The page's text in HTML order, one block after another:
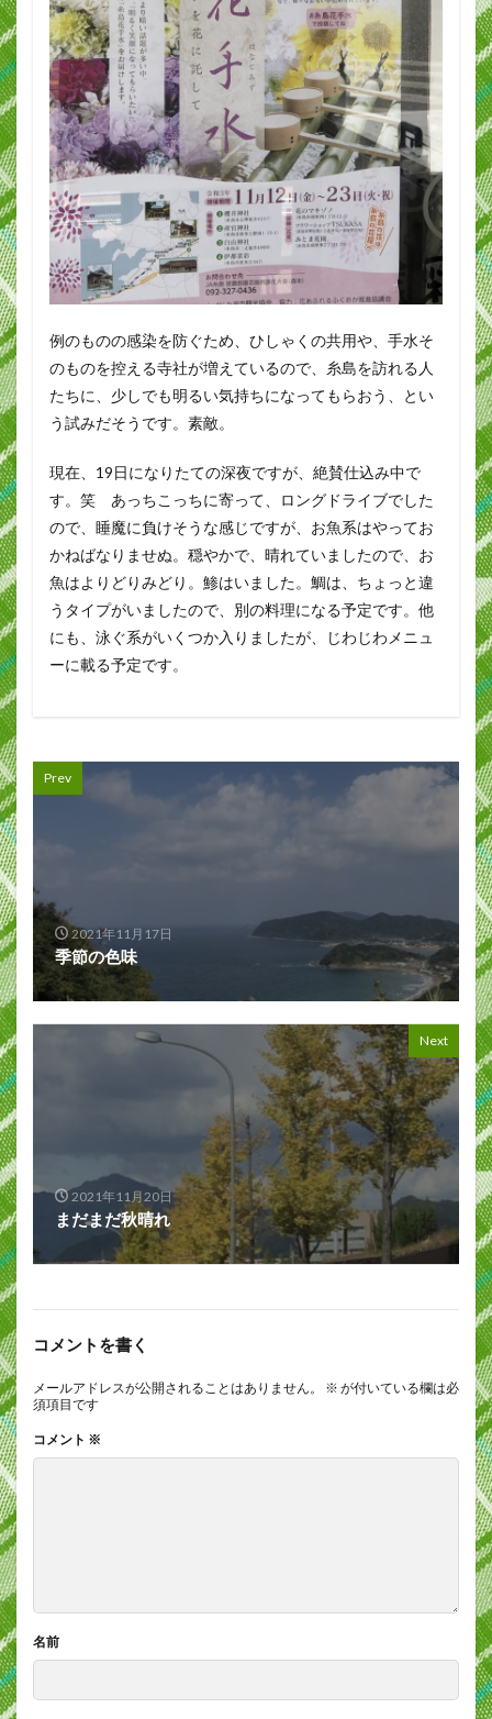
例のものの感染を防ぐため、ひしゃくの共用や、手水そ
のものを控える寺社が増えているので、糸島を訪れる人
たちに、少しでも明るい気持ちになってもらおう、とい
う試みだそうです。素敵。
現在、19日になりたての深夜ですが、絶賛仕込み中で
す。笑 あっちこっちに寄って、ロングドライブでした
ので、睡魔に負けそうな感じですが、お魚系はやってお
かねばなりませぬ。穏やかで、晴れていましたので、お
魚はよりどりみどり。鯵はいました。鯛は、ちょっと違
うタイプがいましたので、別の料理になる予定です。他
にも、泳ぐ系がいくつか入りましたが、じわじわメニュ
ーに載る予定です。
Prev
2021年11月17日
季節の色味
Next
2021年11月20日
まだまだ秋晴れ
コメントを書く
メールアドレスが公開されることはありません。 ※ が付いている欄は必
須項目です
コメント ※
名前